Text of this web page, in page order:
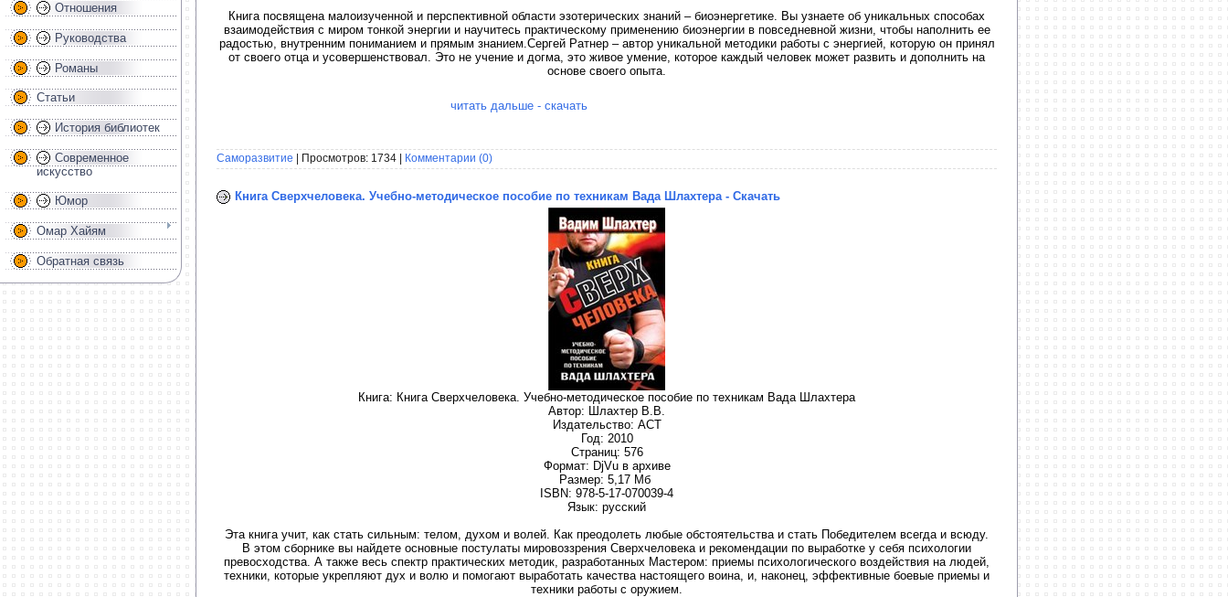
Отношения
Руководства
Романы
Статьи
История библиотек
Современное
искусство
Юмор
Омар Хайям
Обратная связь
Книга посвящена малоизученной и перспективной области эзотерических знаний – биоэнергетике. Вы узнаете об уникальных способах
взаимодействия с миром тонкой энергии и научитесь практическому применению биоэнергии в повседневной жизни, чтобы наполнить ее
радостью, внутренним пониманием и прямым знанием.Сергей Ратнер – автор уникальной методики работы с энергией, которую он принял
от своего отца и усовершенствовал. Это не учение и догма, это живое умение, которое каждый человек может развить и дополнить на
основе своего опыта.
читать дальше - скачать
Саморазвитие | Просмотров: 1734 | Комментарии (0)
Книга Сверхчеловека. Учебно-методическое пособие по техникам Вада Шлахтера - Скачать
Книга: Книга Сверхчеловека. Учебно-методическое пособие по техникам Вада Шлахтера
Автор: Шлахтер В.В.
Издательство: АСТ
Год: 2010
Страниц: 576
Формат: DjVu в архиве
Размер: 5,17 Мб
ISBN: 978-5-17-070039-4
Язык: русский
Эта книга учит, как стать сильным: телом, духом и волей. Как преодолеть любые обстоятельства и стать Победителем всегда и всюду.
В этом сборнике вы найдете основные постулаты мировоззрения Сверхчеловека и рекомендации по выработке у себя психологии
превосходства. А также весь спектр практических методик, разработанных Мастером: приемы психологического воздействия на людей,
техники, которые укрепляют дух и волю и помогают выработать качества настоящего воина, и, наконец, эффективные боевые приемы и
техники работы с оружием.